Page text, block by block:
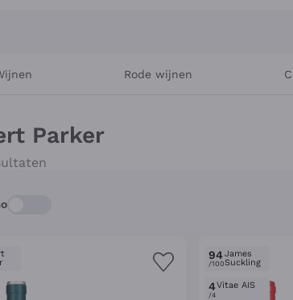
Rode wijnen
Parker
94
/100
James
Suckling
4
/4
Vitae AIS